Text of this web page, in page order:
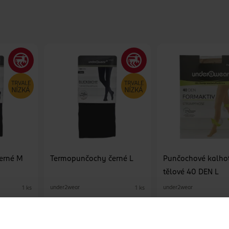
M
1 ks
Termopunčochy černé L
under2wear 1 ks
Punčochové
tělové 40 DEN L
under2wear